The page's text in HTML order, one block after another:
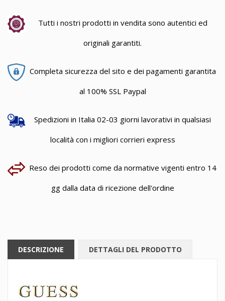
Tutti i nostri prodotti in vendita sono autentici ed
originali garantiti.
Completa sicurezza del sito e dei pagamenti garantita
al 100% SSL Paypal
Spedizioni in Italia 02-03 giorni lavorativi in qualsiasi
località con i migliori corrieri express
Reso dei prodotti come da normative vigenti entro 14
gg dalla data di ricezione dell'ordine
DESCRIZIONE DETTAGLI DEL PRODOTTO